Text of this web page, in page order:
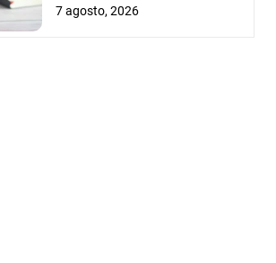
7 agosto, 2026